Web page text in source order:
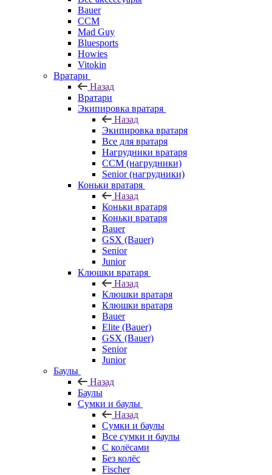
Bauer
CCM
Mad Guy
Bluesports
Howies
Vitokin
Вратари
Назад
Вратари
Экипировка вратаря
Назад
Экипировка вратаря
Все для вратаря
Нагрудники вратаря
CCM (нагрудники)
Senior (нагрудники)
Коньки вратаря
Назад
Коньки вратаря
Коньки вратаря
Bauer
GSX (Bauer)
Senior
Junior
Клюшки вратаря
Назад
Клюшки вратаря
Клюшки вратаря
Bauer
Elite (Bauer)
GSX (Bauer)
Senior
Junior
Баулы
Назад
Баулы
Сумки и баулы
Назад
Сумки и баулы
Все сумки и баулы
С колёсами
Без колёс
Fischer